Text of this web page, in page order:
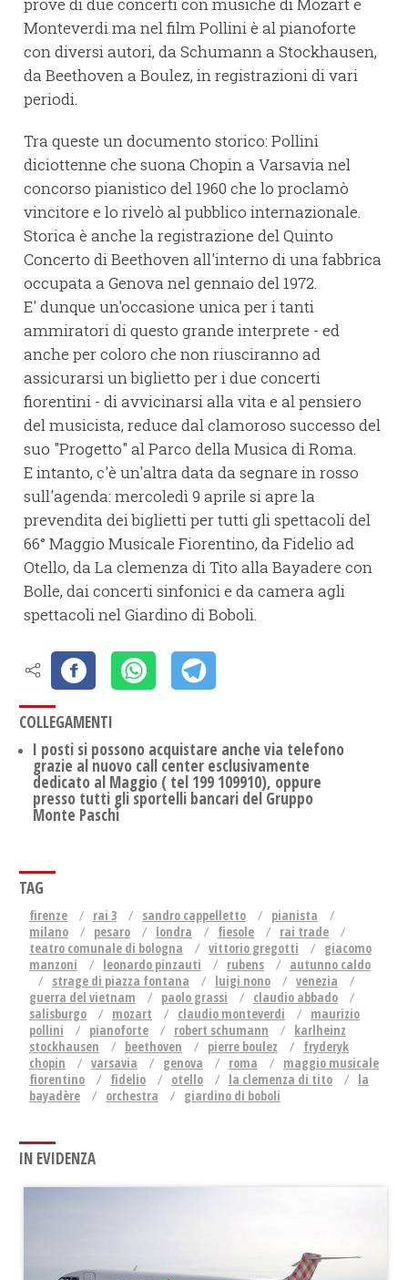
Monteverdi ma nel film Pollini è al pianoforte
con diversi autori, da Schumann a Stockhausen,
da Beethoven a Boulez, in registrazioni di vari
periodi.
Tra queste un documento storico: Pollini
diciottenne che suona Chopin a Varsavia nel
concorso pianistico del 1960 che lo proclamò
vincitore e lo rivelò al pubblico internazionale.
Storica è anche la registrazione del Quinto
Concerto di Beethoven all'interno di una fabbrica
occupata a Genova nel gennaio del 1972.
E' dunque un'occasione unica per i tanti
ammiratori di questo grande interprete - ed
anche per coloro che non riusciranno ad
assicurarsi un biglietto per i due concerti
fiorentini - di avvicinarsi alla vita e al pensiero
del musicista, reduce dal clamoroso successo del
suo "Progetto" al Parco della Musica di Roma.
E intanto, c'è un'altra data da segnare in rosso
sull'agenda: mercoledì 9 aprile si apre la
prevendita dei biglietti per tutti gli spettacoli del
66° Maggio Musicale Fiorentino, da Fidelio ad
Otello, da La clemenza di Tito alla Bayadere con
Bolle, dai concerti sinfonici e da camera agli
spettacoli nel Giardino di Boboli.
COLLEGAMENTI
I posti si possono acquistare anche via telefono
grazie al nuovo call center esclusivamente
dedicato al Maggio ( tel 199 109910), oppure
presso tutti gli sportelli bancari del Gruppo
Monte Paschi
TAG
firenze rai 3 sandro cappelletto
pianista
milano
pesaro londra fiesole
rai trade
teatro comunale di bologna
vittorio gregotti
giacomo
manzoni
leonardo pinzauti rubens
autunno caldo
strage di piazza fontana
luigi nono
venezia
guerra del vietnam
paolo grassi
claudio abbado
salisburgo
mozart claudio monteverdi
maurizio
pollini
pianoforte robert schumann
karlheinz
stockhausen
beethoven pierre boulez
fryderyk
chopin
varsavia genova roma
maggio musicale
fiorentino
fidelio otello la clemenza di tito
la
bayadère
orchestra giardino di boboli
IN EVIDENZA